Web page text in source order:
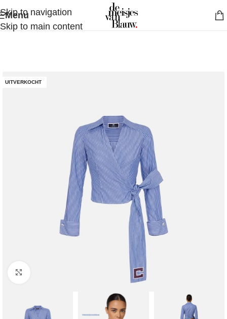
Skip to navigation
Skip to main content
Menu
UITVERKOCHT